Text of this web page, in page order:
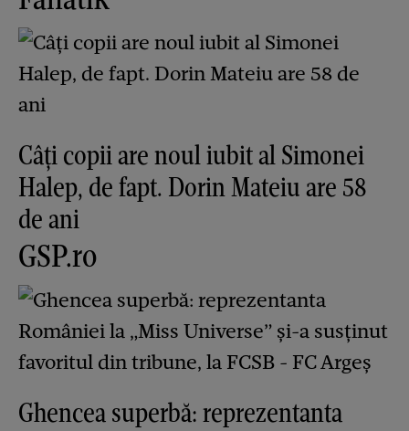
Câți copii are noul iubit al Simonei
Halep, de fapt. Dorin Mateiu are 58
de ani
GSP.ro
Ghencea superbă: reprezentanta